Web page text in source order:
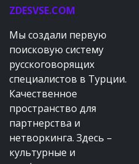
ZDESVSE.COM
Мы создали первую
поисковую систему
русскоговорящих
специалистов в Турции.
Качественное
пространство для
партнерства и
нетворкинга. Здесь –
культурные и